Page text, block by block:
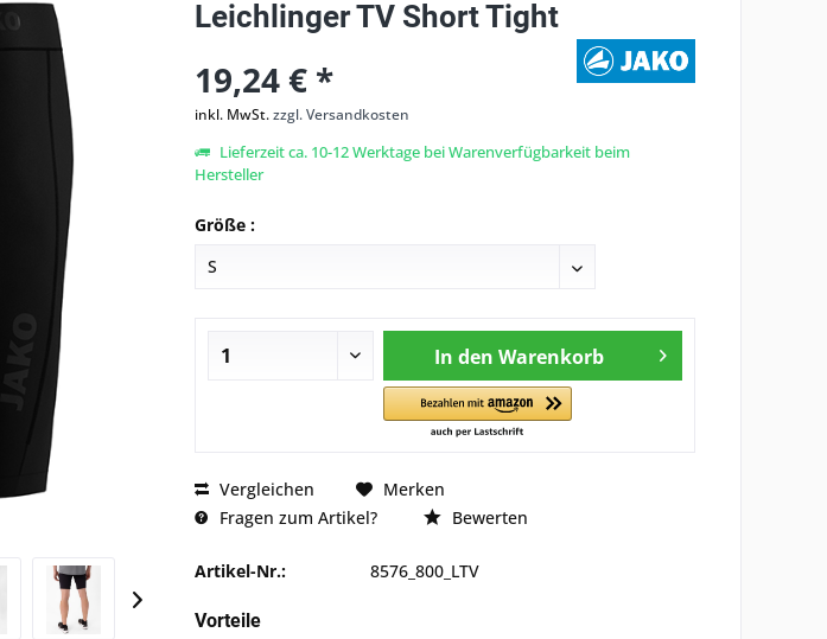
Leichlinger TV Short Tight
19,24 € *
inkl. MwSt.zzgl. Versandkosten
Lieferzeit ca. 10-12 Werktage bei Warenverfügbarkeit beim
Hersteller
Größe :
In den Warenkorb
Vergleichen
Merken
Fragen zum Artikel?
Bewerten
Artikel-Nr.: 8576_800_LTV
Vorteile